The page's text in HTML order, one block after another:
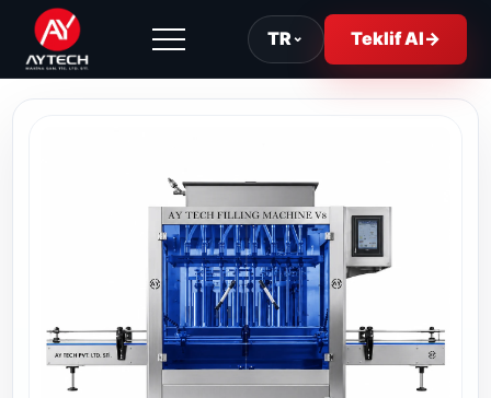
TR⌄ Teklif Al→